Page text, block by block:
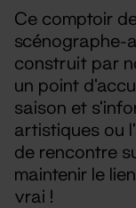
Ce comptoir
scénographe-
construit par
un point
saison et
artistiques ou
de rencontre
maintenir le
vrai !